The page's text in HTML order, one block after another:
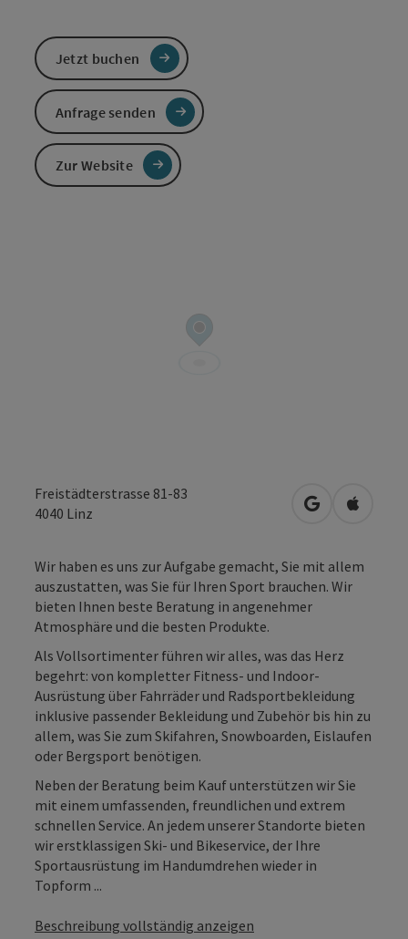
Freistädterstrasse 81-83
4040 Linz in Google
in
Wir haben es uns zur Aufgabe gemacht, Sie mit allem
auszustatten, was Sie für Ihren Sport brauchen. Wir
bieten Ihnen beste Beratung in angenehmer
Atmosphäre und die besten Produkte.
Als Vollsortimenter führen wir alles, was das Herz
begehrt: von kompletter Fitness- und Indoor-
Ausrüstung über Fahrräder und Radsportbekleidung
inklusive passender Bekleidung und Zubehör bis hin zu
allem, was Sie zum Skifahren, Snowboarden, Eislaufen
oder Bergsport benötigen.
Neben der Beratung beim Kauf unterstützen wir Sie
mit einem umfassenden, freundlichen und extrem
schnellen Service. An jedem unserer Standorte bieten
wir erstklassigen Ski- und Bikeservice, der Ihre
Sportausrüstung im Handumdrehen wieder in
Topform ...
Beschreibung vollständig anzeigen
Jetzt buchen
Anfrage senden
Zur Website